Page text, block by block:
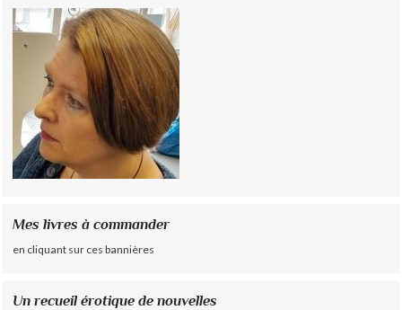
Mes livres à commander
en cliquant sur ces bannières
Un recueil érotique de nouvelles